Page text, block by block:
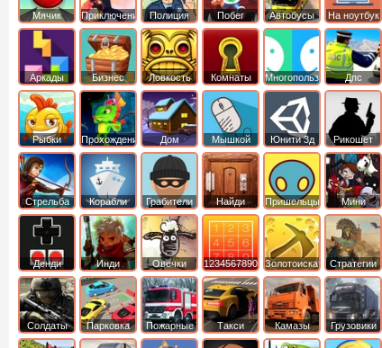
Мячик Приключения Полиция Побег Автобусы На ноутбук
Аркады
Бизнес
симуляторы
Ловкость Комнаты Многопользовательские
Дпс
Рыбки Прохождение Дом Мышкой Юнити 3д Рикошет
Cтрельба
из лука
Корабли Грабители
Найди
выход
Пришельцы Мини
Денди Инди
Овечки
идут домой
1234567890 ЗолотоискательСтратегии
Солдаты
Парковка
машин
Пожарные
машины
Такси Камазы Грузовики